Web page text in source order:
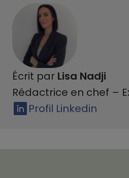
Écrit par Lisa Nadji
Rédactrice en chef –
Profil Linkedin